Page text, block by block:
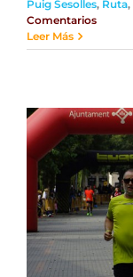
Puig Sesolles, Ruta,
Comentarios
Leer Más